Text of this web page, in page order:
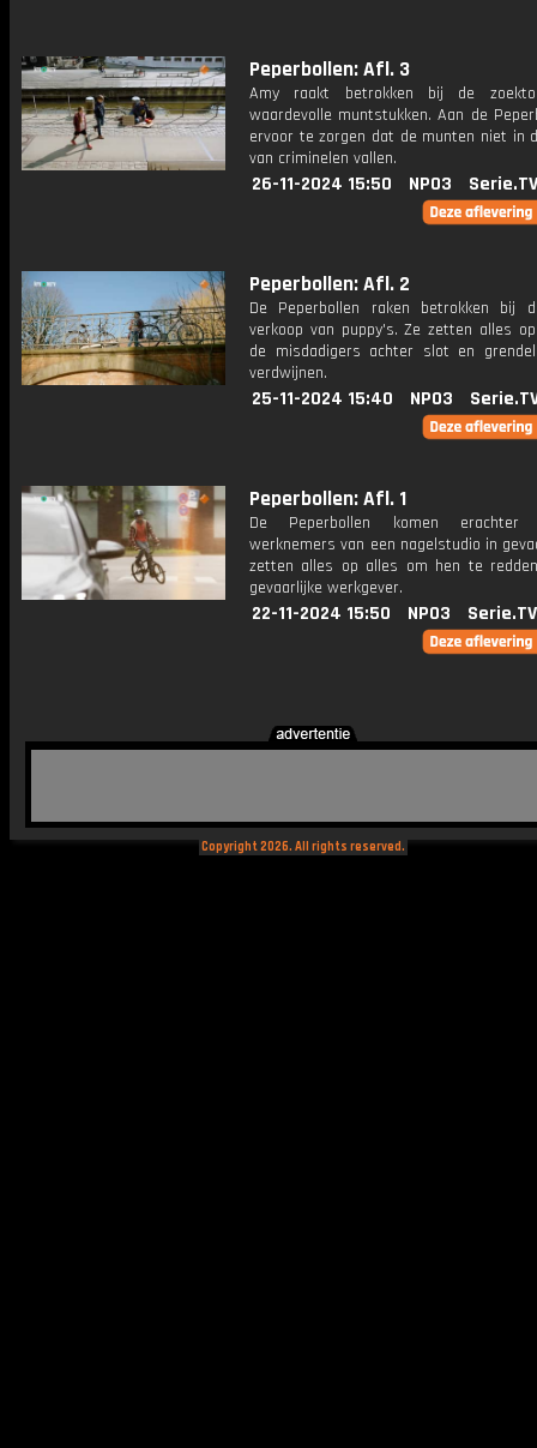
Peperbollen: Afl. 3
Amy raakt betrokken bij de
waardevolle muntstukken. Aan de
ervoor te zorgen dat de munten niet in
van criminelen vallen.
26-11-2024 15:50 NPO3 Serie.TV
Peperbollen: Afl. 2
De Peperbollen raken betrokken bij
verkoop van puppy's. Ze zetten alles
de misdadigers achter slot en
verdwijnen.
25-11-2024 15:40 NPO3
Peperbollen: Afl. 1
De Peperbollen komen
werknemers van een nagelstudio in
zetten alles op alles om hen te
gevaarlijke werkgever.
22-11-2024 15:50 NPO3 Serie.TV
Copyright 2026. All rights reserved.